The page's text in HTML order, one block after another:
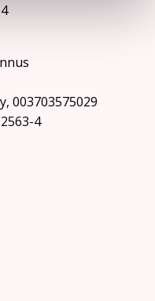
003703575029
4